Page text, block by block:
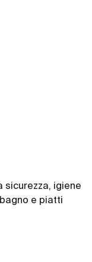
sicurezza, igiene
e piatti